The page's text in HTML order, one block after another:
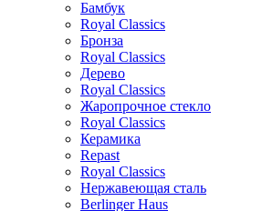
Бамбук
Royal Classics
Бронза
Royal Classics
Дерево
Royal Classics
Жаропрочное стекло
Royal Classics
Керамика
Repast
Royal Classics
Нержавеющая сталь
Berlinger Haus